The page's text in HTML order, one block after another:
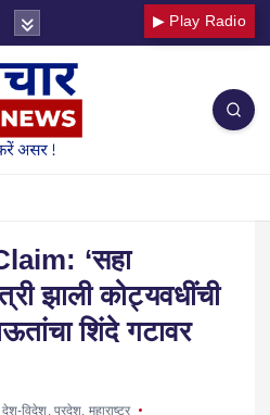
▶ Play Radio
‘सहा
झाली कोट्यवधींची
शिंदे गटावर
देश-विदेश प्रदेश महाराष्ट्र